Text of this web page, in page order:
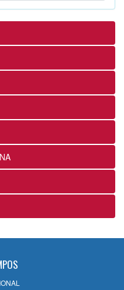
ESA realizam
Crimes Eleitorais na
ESA alinham projetos e
ao fortalecimento dos
repositório de
digitais para apoiar
a natureza alimentar dos